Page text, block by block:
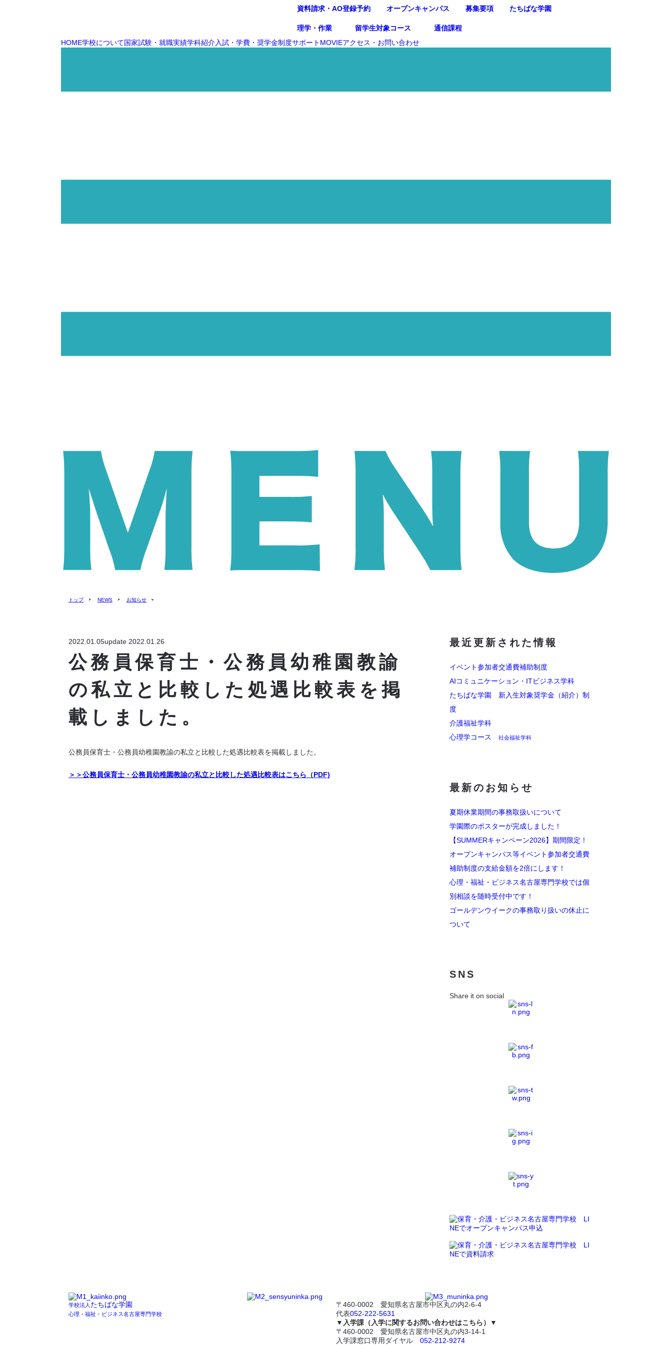
資料請求・AO登録予約 オープンキャンパス 募集要項 たちばな学園
理学・作業 留学生対象コース
通信課程
HOME学校について国家試験・就職実績学科紹介入試・学費・奨学金制度サポート MOVIEアクセス・お問い合わせ
トップ NEWS お知らせ
2022.01.05update 2022.01.26
公務員保育士・公務員幼稚園教諭
の私立と比較した処遇比較表を掲
載しました。
公務員保育士・公務員幼稚園教諭の私立と比較した処遇比較表を掲載しました。
＞＞公務員保育士・公務員幼稚園教諭の私立と比較した処遇比較表はこちら（PDF)
最近更新された情報
イベント参加者交通費補助制度
AIコミュニケーション・ITビジネス学科
たちばな学園 新入生対象奨学金（紹介）制
度
介護福祉学科
心理学コース社会福祉学科
最新のお知らせ
夏期休業期間の事務取扱いについて
学園際のポスターが完成しました！
【SUMMERキャンペーン2026】期間限定！
オープンキャンパス等イベント参加者交通費
補助制度の支給金額を2倍にします！
心理・福祉・ビジネス名古屋専門学校では個
別相談を随時受付中です！
ゴールデンウイークの事務取り扱いの休止に
ついて
SNS
Share it on social
学校法人 たちばな学園
心理・福祉・ビジネス名古屋専門学校
〒460-0002 愛知県名古屋市中区丸の内2-6-4
代表052-222-5631
▼入学課（入学に関するお問い合わせはこちら）▼
〒460-0002 愛知県名古屋市中区丸の内3-14-1
入学課窓口専用ダイヤル
052-212-9274